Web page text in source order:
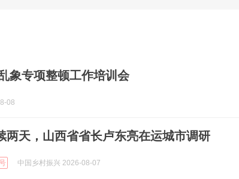
象专项整顿工作培训会
08
两天，山西省省长卢东亮在运城市调研
中国乡村振兴 2026-08-07